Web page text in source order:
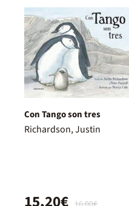
Con Tango son tres
Richardson, Justin